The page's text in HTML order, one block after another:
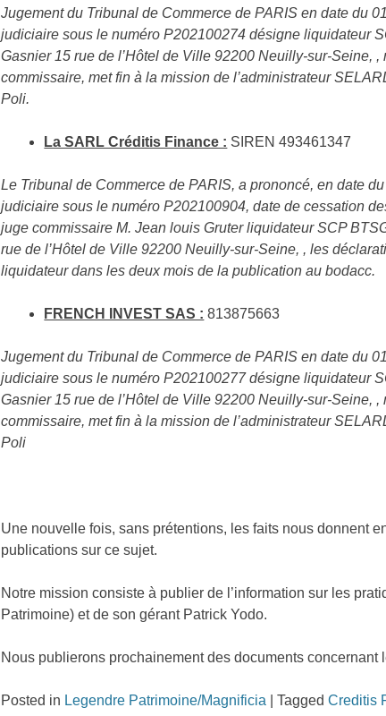
Jugement du Tribunal de Commerce de PARIS en date du
judiciaire sous le numéro P202100274 désigne liquidateur
Gasnier 15 rue de l’Hôtel de Ville 92200 Neuilly-sur-Seine,
commissaire, met fin à la mission de l’administrateur
Poli.
La SARL Créditis Finance : SIREN 493461347
Le Tribunal de Commerce de PARIS, a prononcé, en date
judiciaire sous le numéro P202100904, date de cessation
juge commissaire M. Jean louis Gruter liquidateur SCP
rue de l’Hôtel de Ville 92200 Neuilly-sur-Seine, , les
liquidateur dans les deux mois de la publication au bodacc.
FRENCH INVEST SAS : 813875663
Jugement du Tribunal de Commerce de PARIS en date du
judiciaire sous le numéro P202100277 désigne liquidateur
Gasnier 15 rue de l’Hôtel de Ville 92200 Neuilly-sur-Seine,
commissaire, met fin à la mission de l’administrateur
Poli
Une nouvelle fois, sans prétentions, les faits nous donnent
publications sur ce sujet.
Notre mission consiste à publier de l’information sur les
Patrimoine) et de son gérant Patrick Yodo.
Nous publierons prochainement des documents concernant
Posted in Legendre Patrimoine/Magnificia |TaggedCreditis